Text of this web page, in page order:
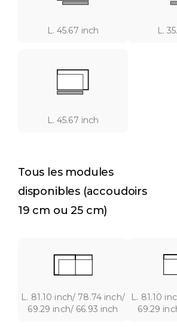
L. 45.67 inch L.
L. 45.67 inch
Tous les modules
disponibles (accoudoirs
19 cm ou 25 cm)
L. 81.10 inch/ 78.74 inch/
69.29 inch/ 66.93 inch
L. 81.10
69.29